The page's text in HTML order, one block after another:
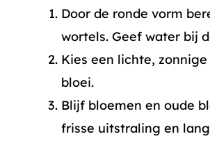
Door de ronde vorm
wortels. Geef water bij
Kies een lichte,
bloei.
Blijf bloemen en oude
frisse uitstraling en